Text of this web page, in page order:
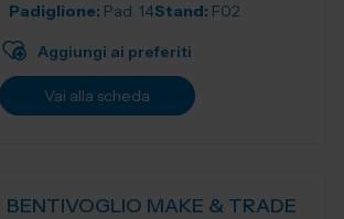
Padiglione: Pad. 14Stand: F02
Aggiungi ai preferiti
Vai alla scheda
BENTIVOGLIO MAKE & TRADE